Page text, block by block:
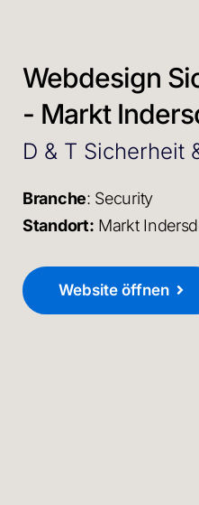
Webdesign
- Markt
D & T Sicherheit
Branche: Security
Standort: Markt
Website öffnen